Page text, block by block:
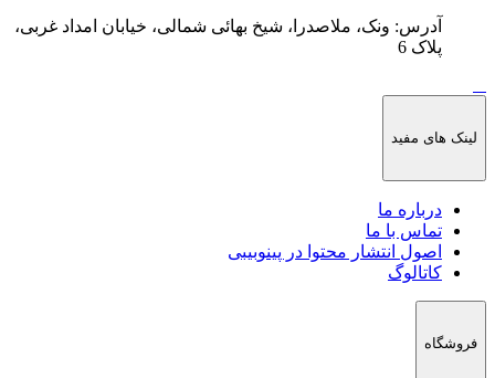
آدرس: ونک، ملاصدرا، شیخ بهائی شمالی، خیابان امداد غربی،
پلاک 6​
لینک های مفید
درباره ما
تماس با ما
اصول انتشار محتوا در پینوبیبی
کاتالوگ
فروشگاه